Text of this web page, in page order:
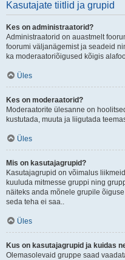
Kasutajate tiitlid ja grupid
Kes on administraatorid?
Administraatorid on auastmelt
foorumi väljanägemist ja seadeid
ka moderaatoriõigused kõigis
Üles
Kes on moderaatorid?
Moderaatorite ülesanne on
kustutada, muuta ja liigutada
Üles
Mis on kasutajagrupid?
Kasutajagrupid on võimalus
kuuluda mitmesse gruppi ning
näiteks anda mõnele grupile
seda teha ei saa..
Üles
Kus on kasutajagrupid ja kuidas
Olemasolevaid gruppe saad